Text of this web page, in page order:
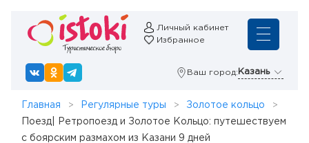
Личный кабинет
Избранное
Ваш город: Казань
Главная Регулярные туры
Золотое кольцо
Поезд| Ретропоезд и Золотое Кольцо: путешествуем
с боярским размахом из Казани 9 дней